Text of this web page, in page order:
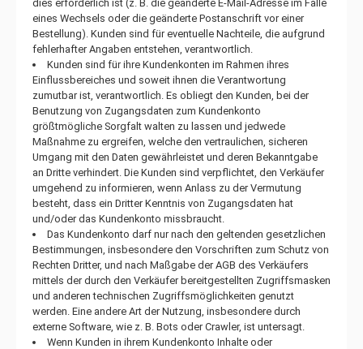
dies erforderlich ist (z. B. die geänderte E-Mail-Adresse im Falle
eines Wechsels oder die geänderte Postanschrift vor einer
Bestellung). Kunden sind für eventuelle Nachteile, die aufgrund
fehlerhafter Angaben entstehen, verantwortlich.
Kunden sind für ihre Kundenkonten im Rahmen ihres
Einflussbereiches und soweit ihnen die Verantwortung
zumutbar ist, verantwortlich. Es obliegt den Kunden, bei der
Benutzung von Zugangsdaten zum Kundenkonto
größtmögliche Sorgfalt walten zu lassen und jedwede
Maßnahme zu ergreifen, welche den vertraulichen, sicheren
Umgang mit den Daten gewährleistet und deren Bekanntgabe
an Dritte verhindert. Die Kunden sind verpflichtet, den Verkäufer
umgehend zu informieren, wenn Anlass zu der Vermutung
besteht, dass ein Dritter Kenntnis von Zugangsdaten hat
und/oder das Kundenkonto missbraucht.
Das Kundenkonto darf nur nach den geltenden gesetzlichen
Bestimmungen, insbesondere den Vorschriften zum Schutz von
Rechten Dritter, und nach Maßgabe der AGB des Verkäufers
mittels der durch den Verkäufer bereitgestellten Zugriffsmasken
und anderen technischen Zugriffsmöglichkeiten genutzt
werden. Eine andere Art der Nutzung, insbesondere durch
externe Software, wie z. B. Bots oder Crawler, ist untersagt.
Wenn Kunden in ihrem Kundenkonto Inhalte oder